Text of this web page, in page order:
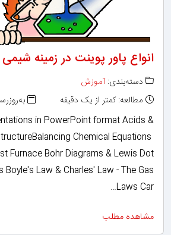
انواع پاور پوینت در زمینه شیمی
دسته‌بندی: آموزش
مطالعه: کمتر از یک دقیقه
به‌روزرسانی:
in PowerPoint format Acids &
Chemical Equations
Furnace Bohr Diagrams & Lewis Dot
Boyle's Law & Charles' Law - The Gas
Laws Car…
مشاهده مطلب